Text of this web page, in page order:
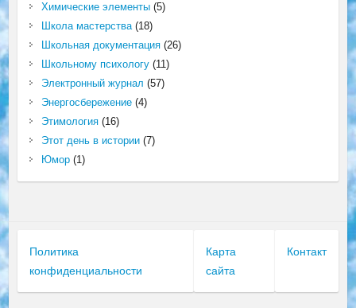
Химические элементы(5)
Школа мастерства(18)
Школьная документация(26)
Школьному психологу(11)
Электронный журнал (57)
Энергосбережение(4)
Этимология(16)
Этот день в истории(7)
Юмор(1)
Политика
конфиденциальности
Карта
сайта
Контакт